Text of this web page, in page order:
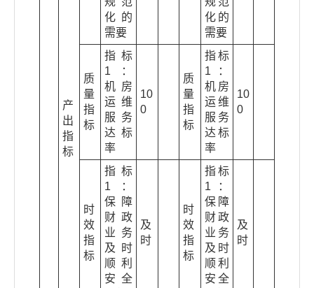
产
出
指
标
化的
需要
化的
需要
质
量
指
标
指标
1：
机房
运维
服务
达标
率
10
0
质
量
指
标
指标
1：
机房
运维
服务
达标
率
10
0
时
效
指
标
指标
1：
保障
财政
业务
及时
顺利
安全
及
时
时
效
指
标
指标
1：
保障
财政
业务
及时
顺利
安全
及
时